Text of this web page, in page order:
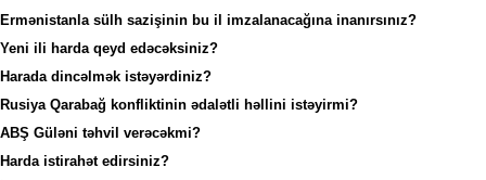
Ermənistanla sülh sazişinin bu il imzalanacağına inanırsınız?
Yeni ili harda qeyd edəcəksiniz?
Harada dincəlmək istəyərdiniz?
Rusiya Qarabağ konfliktinin ədalətli həllini istəyirmi?
ABŞ Güləni təhvil verəcəkmi?
Harda istirahət edirsiniz?